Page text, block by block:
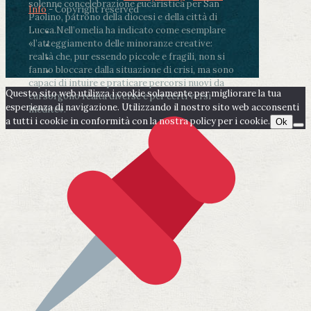
solenne concelebrazione eucaristica per San
Paolino, patrono della diocesi e della città di
Lucca.Nell’omelia ha indicato come esemplare
«l’atteggiamento delle minoranze creative:
realtà che, pur essendo piccole e fragili, non si
fanno bloccare dalla situazione di crisi, ma sono
capaci di intuire e praticare percorsi nuovi da
cui sorgono realtà diverse e per certi versi
inedite».
Info- Copyright reserved
Questo sito web utilizza i cookie solamente per migliorare la tua
esperienza di navigazione. Utilizzando il nostro sito web acconsenti
a tutti i cookie in conformità con la nostra policy per i cookie. Ok